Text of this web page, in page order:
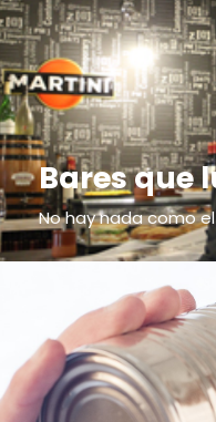
Bares que
No hay nada como